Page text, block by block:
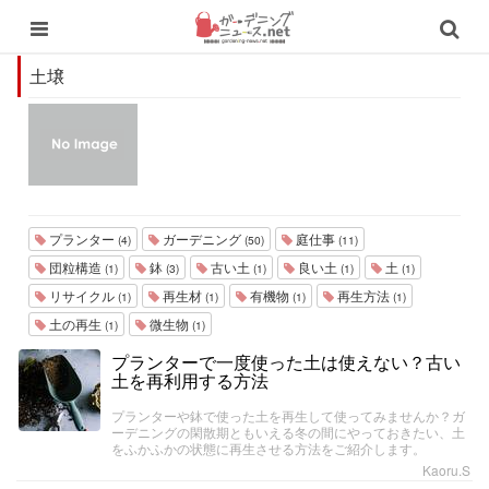
土壌
プランター (4) ガーデニング (50) 庭仕事 (11)
団粒構造 (1) 鉢 (3) 古い土 (1) 良い土 (1) 土 (1)
リサイクル (1) 再生材 (1) 有機物 (1) 再生方法 (1)
土の再生 (1) 微生物 (1)
プランターで一度使った土は使えない？古い
土を再利用する方法
プランターや鉢で使った土を再生して使ってみませんか？ガ
ーデニングの閑散期ともいえる冬の間にやっておきたい、土
をふかふかの状態に再生させる方法をご紹介します。
Kaoru.S